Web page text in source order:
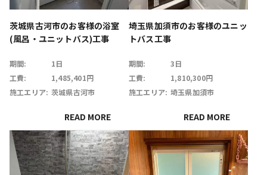
茨城県古河市のお客様の浴室
(風呂・ユニットバス)工事
期間:
1日
工費:
1,485,401円
施工エリア: 茨城県古河市
READ MORE
埼玉県加須市のお客様のユニッ
トバス工事
期間:
3日
工費:
1,810,300円
施工エリア: 埼玉県加須市
READ MORE